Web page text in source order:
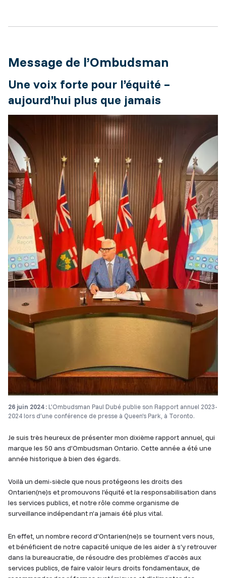
Message de l’Ombudsman
Une voix forte pour l’équité –
aujourd’hui plus que jamais
26 juin 2024 : L’Ombudsman Paul Dubé publie son Rapport annuel 2023-
2024 lors d’une conférence de presse à Queen’s Park, à Toronto.
Je suis très heureux de présenter mon dixième rapport annuel, qui
marque les 50 ans d’Ombudsman Ontario. Cette année a été une
année historique à bien des égards.
Voilà un demi-siècle que nous protégeons les droits des
Ontarien(ne)s et promouvons l’équité et la responsabilisation dans
les services publics, et notre rôle comme organisme de
surveillance indépendant n’a jamais été plus vital.
En effet, un nombre record d’Ontarien(ne)s se tournent vers nous,
et bénéficient de notre capacité unique de les aider à s’y retrouver
dans la bureaucratie, de résoudre des problèmes d’accès aux
services publics, de faire valoir leurs droits fondamentaux, de